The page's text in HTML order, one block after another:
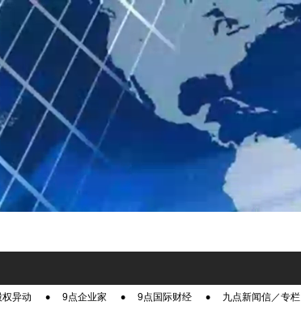
异动 9点企业家 9点国际财经 九点新闻信／专栏